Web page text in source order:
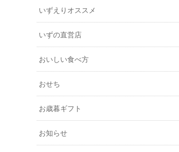
いずえりオススメ
いずの直営店
おいしい食べ方
おせち
お歳暮ギフト
お知らせ